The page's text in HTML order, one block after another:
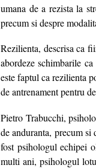
umana de a rezista la
precum si despre
Rezilienta, descrisa ca
abordeze schimbarile
este faptul ca rezilienta
de antrenament pentru
Pietro Trabucchi,
de anduranta, precum si
fost psihologul echipei
multi ani, psihologul